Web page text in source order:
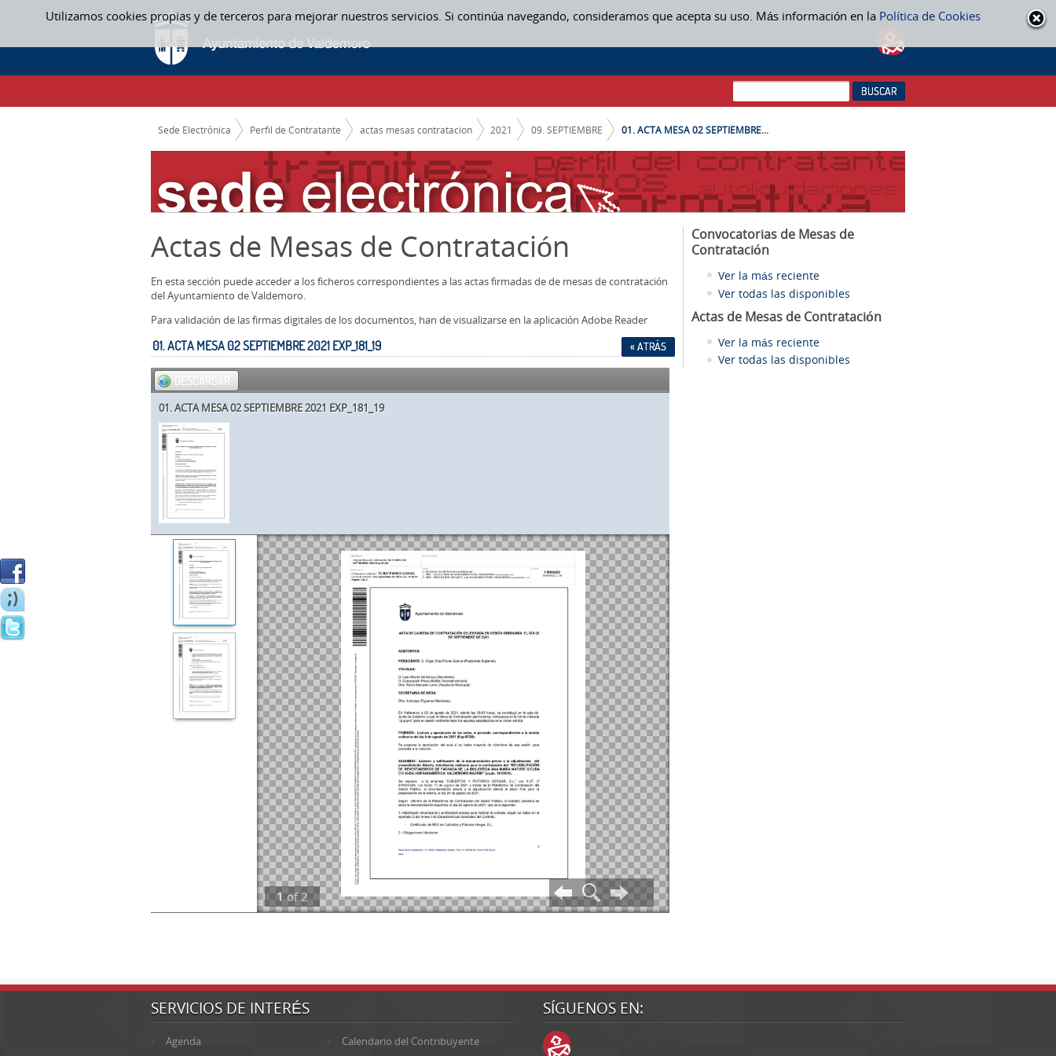
Utilizamos cookies propias y de terceros para mejorar nuestros servicios. Si continúa navegando, consideramos que acepta su uso. Más información en la Política de Cookies
Saltar al contenido
ACTAS MESAS CONTRATACION
CAMINO DE MIGAS
Sede Electrónica Perfil de Contratante actas mesas contratacion 2021 09. SEPTIEMBRE 01. ACTA MESA 02 SEPTIEMBRE...
Actas de Mesas de Contratación
En esta sección puede acceder a los ficheros correspondientes a las actas firmadas de de mesas de contratación
del Ayuntamiento de Valdemoro.
Para validación de las firmas digitales de los documentos, han de visualizarse en la aplicación Adobe Reader
« ATRÁS
01. ACTA MESA 02 SEPTIEMBRE 2021 EXP_181_19
DESCARGAR
01. ACTA MESA 02 SEPTIEMBRE 2021 EXP_181_19
1 of 2
Convocatorias de Mesas de
Contratación
Ver la más reciente
Ver todas las disponibles
Actas de Mesas de Contratación
Ver la más reciente
Ver todas las disponibles
SERVICIOS DE INTERÉS
Agenda
Calendario del Contribuyente
SÍGUENOS EN: